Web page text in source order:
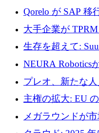
ために 130 万ユ
Qorelo が SAP 移
ドルを調達
大手企業が
Vanta を選択する
生存を超えて:
ように再考して
NEURA Robotics
Bending Spoons
4億ポンドのチッ
プレオ、新たな
雇
主権の拡大: EU
プテック戦略を
メガラウンドが
ハイテク資金調